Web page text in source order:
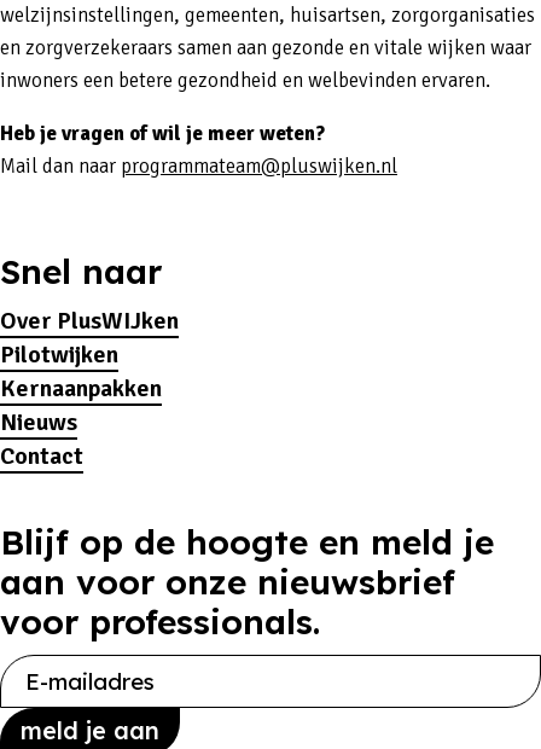
welzijnsinstellingen, gemeenten, huisartsen, zorgorganisaties
en zorgverzekeraars samen aan gezonde en vitale wijken waar
inwoners een betere gezondheid en welbevinden ervaren.
Heb je vragen of wil je meer weten?
Mail dan naar programmateam@pluswijken.nl
Snel naar
Over PlusWIJken
Pilotwijken
Kernaanpakken
Nieuws
Contact
Blijf op de hoogte en meld je
aan voor onze nieuwsbrief
voor professionals.